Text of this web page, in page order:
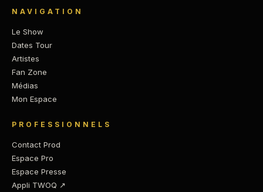
NAVIGATION
Le Show
Dates Tour
Artistes
Fan Zone
Médias
Mon Espace
PROFESSIONNELS
Contact Prod
Espace Pro
Espace Presse
Appli TWOQ ↗